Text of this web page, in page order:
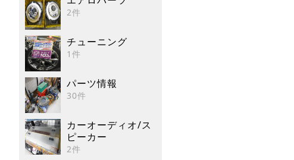
2件
チューニング
1件
パーツ情報
30件
カーオーディオ/ス
ピーカー
2件